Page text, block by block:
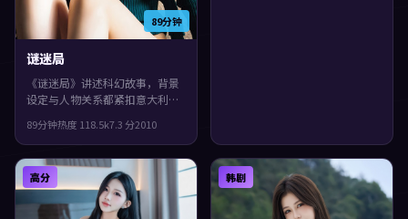
89分钟
谜迷局
《谜迷局》讲述科幻故事，背景
设定与人物关系都紧扣意大利当
帆执导，佛罗伦斯·珀、长泽雅
美、孔刘领衔。叙事在回忆与现
实之间交错推进，整体完成度较
高，适合喜欢细腻叙事与人物刻
89分钟热度 118.5k7.3 分2010
高分 韩剧